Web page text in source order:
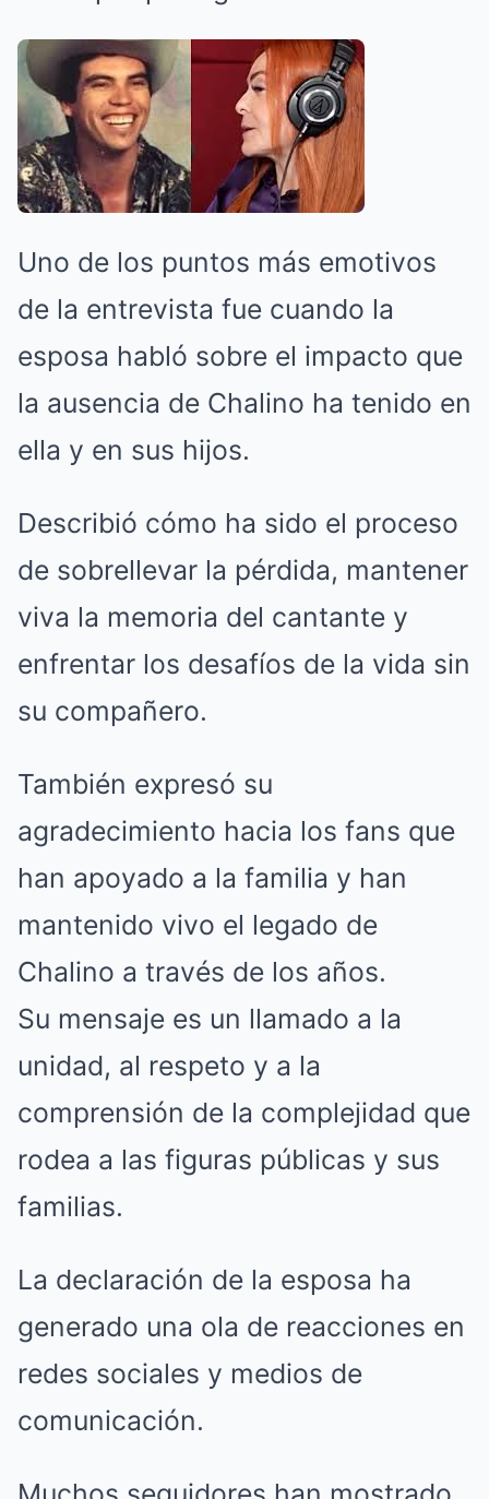
Uno de los puntos más emotivos
de la entrevista fue cuando la
esposa habló sobre el impacto que
la ausencia de Chalino ha tenido en
ella y en sus hijos.
Describió cómo ha sido el proceso
de sobrellevar la pérdida, mantener
viva la memoria del cantante y
enfrentar los desafíos de la vida sin
su compañero.
También expresó su
agradecimiento hacia los fans que
han apoyado a la familia y han
mantenido vivo el legado de
Chalino a través de los años.
Su mensaje es un llamado a la
unidad, al respeto y a la
comprensión de la complejidad que
rodea a las figuras públicas y sus
familias.
La declaración de la esposa ha
generado una ola de reacciones en
redes sociales y medios de
comunicación.